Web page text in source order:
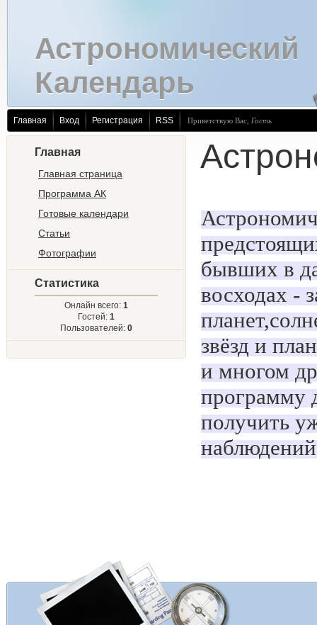
Астрономический
Календарь
Главная Вход Регистрация RSS Приветствую Вас Гость
Главная
Главная страница
Программа АК
Готовые календари
Статьи
Фотографии
Статистика
Онлайн всего: 1
Гостей: 1
Пользователей: 0
бывших в
восходах -
звёзд и
и многом
программу
получить